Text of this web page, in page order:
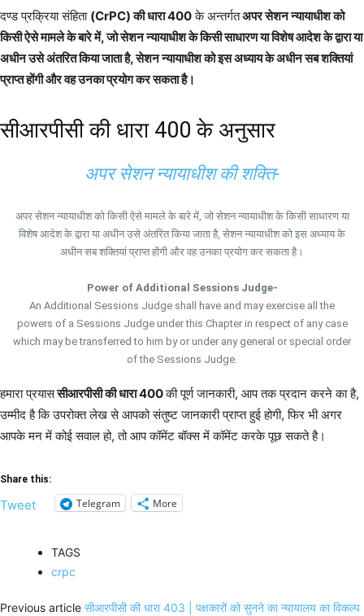
दण्ड प्रक्रिया संहिता (CrPC) की धारा 400के अन्तर्गतअपर सेशन न्यायाधीश को
किसी ऐसे मामले के बारे में, जो सेशन न्यायाधीश के किसी साधारण या विशेष आदेश के द्वारा या
अधीन उसे अंतरित किया जाता है, सेशन न्यायाधीश को इस अध्याय के अधीन सब शक्तियां
प्राप्त होंगी और वह उनका प्रयोग कर सकता है।
सीआरपीसी की धारा 400 के अनुसार
अपर सेशन न्यायाधीश की शक्ति-
अपर सेशन न्यायाधीश को किसी ऐसे मामले के बारे में, जो सेशन न्यायाधीश के किसी साधारण या
विशेष आदेश के द्वारा या अधीन उसे अंतरित किया जाता है, सेशन न्यायाधीश को इस अध्याय के
अधीन सब शक्तियां प्राप्त होंगी और वह उनका प्रयोग कर सकता है।
Power of Additional Sessions Judge-
An Additional Sessions Judge shall have and may exercise all the
powers of a Sessions Judge under this Chapter in respect of any case
which may be transferred to him by or under any general or special order
of the Sessions Judge.
हमारा प्रयाससीआरपीसी की धारा 400की पूर्ण जानकारी, आप तक प्रदान करने का है,
उम्मीद है कि उपरोक्त लेख से आपको संतुष्ट जानकारी प्राप्त हुई होगी, फिर भी अगर
आपके मन में कोई सवाल हो, तो आप कॉमेंट बॉक्स में कॉमेंट करके पूछ सकते है।
Share this:
Tweet Telegram More
TAGS
crpc
Previous article सीआरपीसी की धारा 403 | पक्षकारों को सुनने का न्यायालय का विकल्प